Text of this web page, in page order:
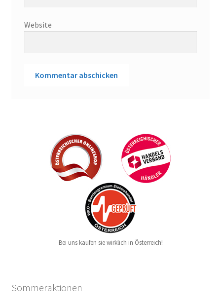
Website
Bei uns kaufen sie wirklich in Österreich!
Sommeraktionen